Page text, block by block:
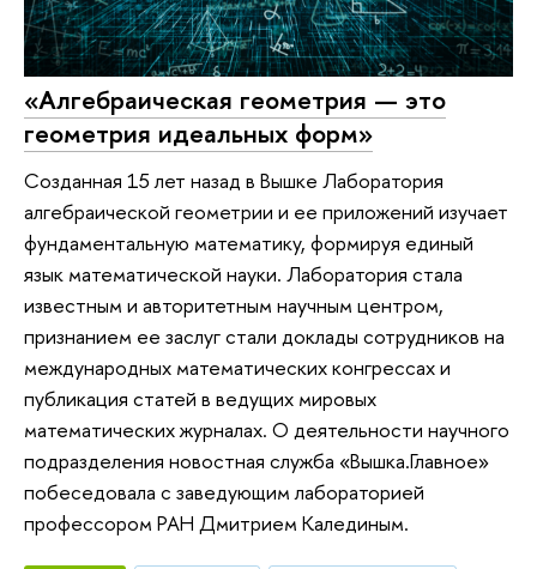
«Алгебраическая геометрия — это
геометрия идеальных форм»
Созданная 15 лет назад в Вышке Лаборатория
алгебраической геометрии и ее приложений изучает
фундаментальную математику, формируя единый
язык математической науки. Лаборатория стала
известным и авторитетным научным центром,
признанием ее заслуг стали доклады сотрудников на
международных математических конгрессах и
публикация статей в ведущих мировых
математических журналах. О деятельности научного
подразделения новостная служба «Вышка.Главное»
побеседовала с заведующим лабораторией
профессором РАН Дмитрием Калединым.